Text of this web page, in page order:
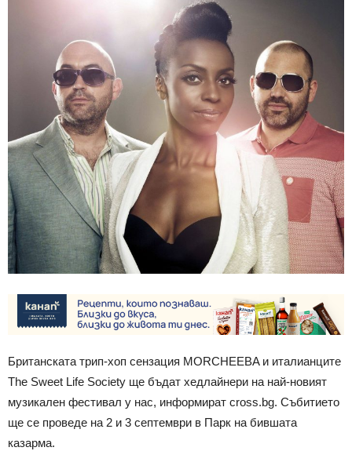
Британската трип-хоп сензация MORCHEEBA и италианците
The Sweet Life Society ще бъдат хедлайнери на най-новият
музикален фестивал у нас, информират cross.bg. Събитието
ще се проведе на 2 и 3 септември в Парк на бившата
казарма.